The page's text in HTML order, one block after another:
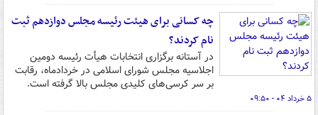
چه کسانی برای هیئت رئیسه مجلس دوازدهم ثبت
نام کردند؟
در آستانه برگزاری انتخابات هیأت رئیسه دومین
اجلاسیه مجلس شورای اسلامی در خردادماه، رقابت
بر سر کرسی‌های کلیدی مجلس بالا گرفته است.
۵ خرداد ۰۴ - ۰۹:۵۰